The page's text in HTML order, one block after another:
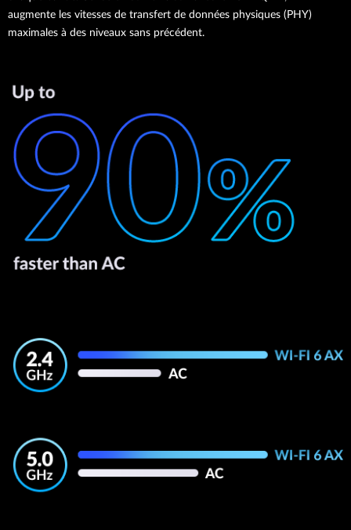
augmente les vitesses de transfert de données physiques (PHY)
maximales à des niveaux sans précédent.